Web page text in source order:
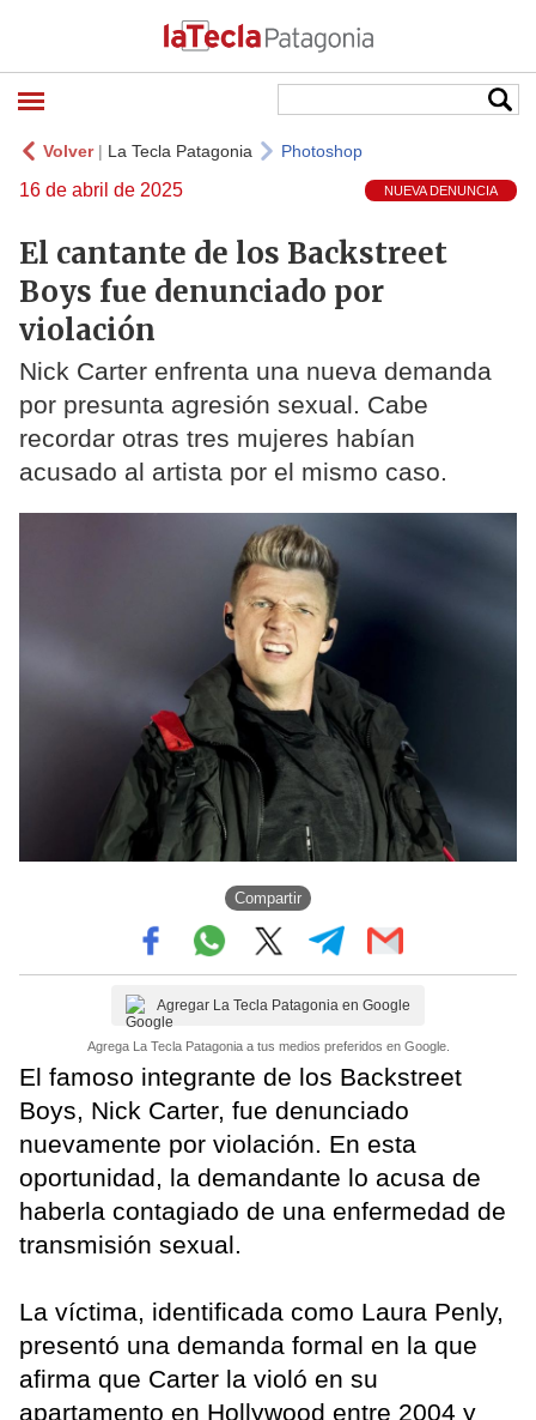
Volver| La Tecla Patagonia Photoshop
16 de abril de 2025 NUEVA DENUNCIA
El cantante de los Backstreet
Boys fue denunciado por
violación
Nick Carter enfrenta una nueva demanda
por presunta agresión sexual. Cabe
recordar otras tres mujeres habían
acusado al artista por el mismo caso.
Compartir
Agregar La Tecla Patagonia en Google
Agrega La Tecla Patagonia a tus medios preferidos en Google.
El famoso integrante de los Backstreet
Boys, Nick Carter, fue denunciado
nuevamente por violación. En esta
oportunidad, la demandante lo acusa de
haberla contagiado de una enfermedad de
transmisión sexual.
La víctima, identificada como Laura Penly,
presentó una demanda formal en la que
afirma que Carter la violó en su
apartamento en Hollywood entre 2004 y